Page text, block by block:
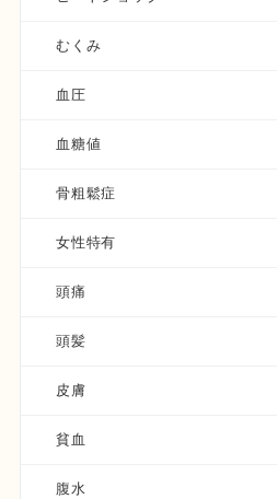
むくみ
血圧
血糖値
骨粗鬆症
女性特有
頭痛
頭髪
皮膚
貧血
腹水